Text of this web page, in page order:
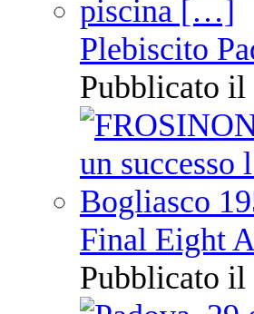
Plebiscito
Pubblicato
Final Eight
Pubblicato